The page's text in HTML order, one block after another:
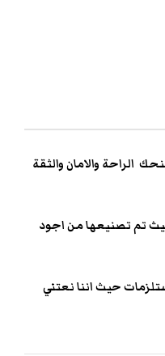
الراحة والامان والثقة
تم تصنيعها من اجود
حيث اننا نعتني